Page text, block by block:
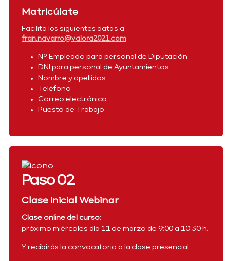
Matricúlate
Facilita los siguientes datos a
fran.navarro@valora2021.com:
Nº Empleado para personal de Diputación
DNI para personal de Ayuntamientos
Nombre y apellidos
Teléfono
Correo electrónico
Puesto de Trabajo
Paso 02
Clase inicial Webinar
Clase online del curso:
próximo miércoles día 11 de marzo de 9:00 a 10:30 h.
Y recibirás la convocatoria a la clase presencial.